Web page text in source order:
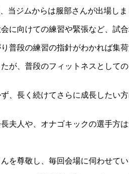
ジムからは服部さんが出場しま
に向けての練習や緊張など、試
普段の練習の指針がわかれば集荷
が、普段のフィットネスとし
、長く続けてさらに成長した
人や、オナゴキックの選手方は
を尊敬し、毎回会場に伺わせてい